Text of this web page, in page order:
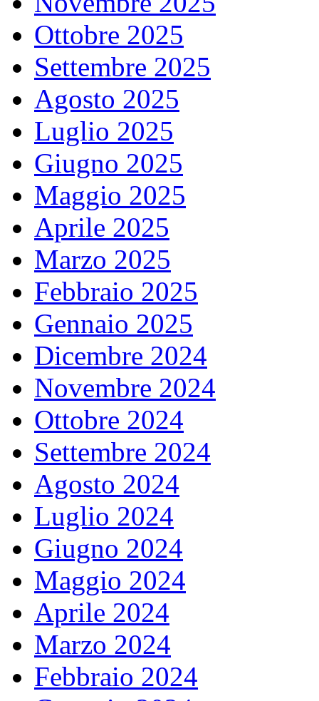
Ottobre 2025
Settembre 2025
Agosto 2025
Luglio 2025
Giugno 2025
Maggio 2025
Aprile 2025
Marzo 2025
Febbraio 2025
Gennaio 2025
Dicembre 2024
Novembre 2024
Ottobre 2024
Settembre 2024
Agosto 2024
Luglio 2024
Giugno 2024
Maggio 2024
Aprile 2024
Marzo 2024
Febbraio 2024